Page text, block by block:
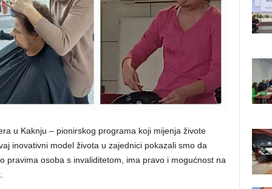
u Kaknju – pionirskog programa koji mijenja živote
inovativni model života u zajednici pokazali smo da
pravima osoba s invaliditetom, ima pravo i mogućnost na